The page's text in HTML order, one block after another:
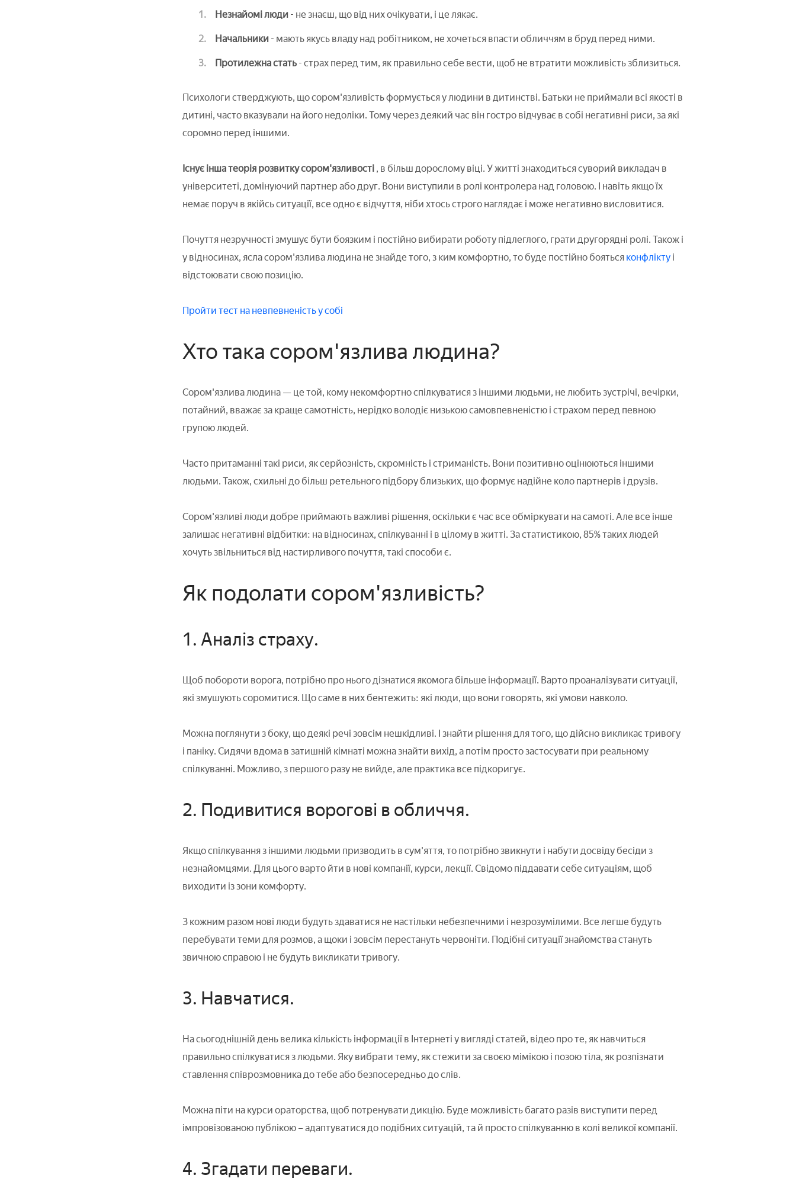
Незнайомі люди- не знаєш, що від них очікувати, і це лякає.
Начальники- мають якусь владу над робітником, не хочеться впасти обличчям в бруд перед ними.
Протилежна стать- страх перед тим, як правильно себе вести, щоб не втратити можливість зблизиться.
Психологи стверджують, що сором'язливість формується у людини в дитинстві. Батьки не приймали всі якості в
дитині, часто вказували на його недоліки. Тому через деякий час він гостро відчуває в собі негативні риси, за які
соромно перед іншими.
Існує інша теорія розвитку сором'язливості, в більш дорослому віці. У житті знаходиться суворий викладач в
університеті, домінуючий партнер або друг. Вони виступили в ролі контролера над головою. І навіть якщо їх
немає поруч в якійсь ситуації, все одно є відчуття, ніби хтось строго наглядає і може негативно висловитися.
Почуття незручності змушує бути боязким і постійно вибирати роботу підлеглого, грати другорядні ролі. Також і
у відносинах, ясла сором'язлива людина не знайде того, з ким комфортно, то буде постійно боятьсяконфлікту і
відстоювати свою позицію.
Пройти тест на невпевненість у собі
Хто така сором'язлива людина?
Сором'язлива людина — це той, кому некомфортно спілкуватися з іншими людьми, не любить зустрічі, вечірки,
потайний, вважає за краще самотність, нерідко володіє низькою самовпевненістю і страхом перед певною
групою людей.
Часто притаманні такі риси, як серйозність, скромність і стриманість. Вони позитивно оцінюються іншими
людьми. Також, схильні до більш ретельного підбору близьких, що формує надійне коло партнерів і друзів.
Сором'язливі люди добре приймають важливі рішення, оскільки є час все обміркувати на самоті. Але все інше
залишає негативні відбитки: на відносинах, спілкуванні і в цілому в житті. За статистикою, 85% таких людей
хочуть звільниться від настирливого почуття, такі способи є.
Як подолати сором'язливість?
1. Аналіз страху.
Щоб побороти ворога, потрібно про нього дізнатися якомога більше інформації. Варто проаналізувати ситуації,
які змушують соромитися. Що саме в них бентежить: які люди, що вони говорять, які умови навколо.
Можна поглянути з боку, що деякі речі зовсім нешкідливі. І знайти рішення для того, що дійсно викликає тривогу
і паніку. Сидячи вдома в затишній кімнаті можна знайти вихід, а потім просто застосувати при реальному
спілкуванні. Можливо, з першого разу не вийде, але практика все підкоригує.
2. Подивитися ворогові в обличчя.
Якщо спілкування з іншими людьми призводить в сум'яття, то потрібно звикнути і набути досвіду бесіди з
незнайомцями. Для цього варто йти в нові компанії, курси, лекції. Свідомо піддавати себе ситуаціям, щоб
виходити із зони комфорту.
З кожним разом нові люди будуть здаватися не настільки небезпечними і незрозумілими. Все легше будуть
перебувати теми для розмов, а щоки і зовсім перестануть червоніти. Подібні ситуації знайомства стануть
звичною справою і не будуть викликати тривогу.
3. Навчатися.
На сьогоднішній день велика кількість інформації в Інтернеті у вигляді статей, відео про те, як навчиться
правильно спілкуватися з людьми. Яку вибрати тему, як стежити за своєю мімікою і позою тіла, як розпізнати
ставлення співрозмовника до тебе або безпосередньо до слів.
Можна піти на курси ораторства, щоб потренувати дикцію. Буде можливість багато разів виступити перед
імпровізованою публікою – адаптуватися до подібних ситуацій, та й просто спілкуванню в колі великої компанії.
4. Згадати переваги.